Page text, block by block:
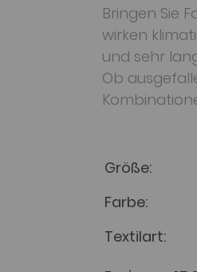
Bringen Sie
wirken
und sehr
Ob
Größe
Farbe
Textilart